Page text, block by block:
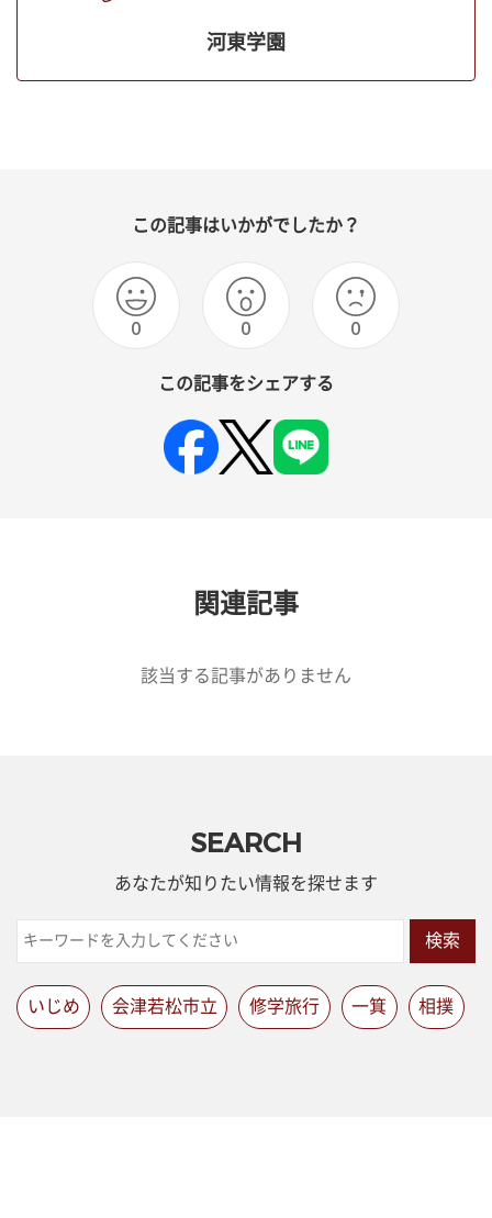
河東学園
この記事はいかがでしたか？
0 0 0
この記事をシェアする
関連記事
該当する記事がありません
SEARCH
あなたが知りたい情報を探せます
検索
いじめ 会津若松市立 修学旅行 一箕 相撲